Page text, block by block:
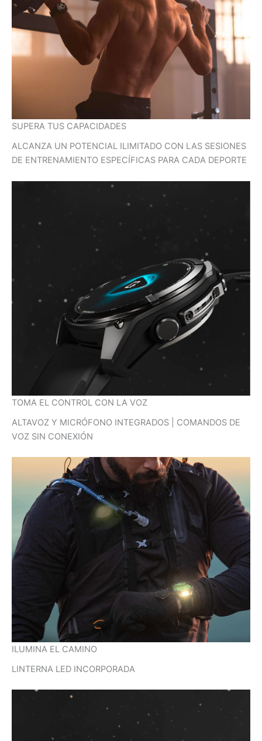
SUPERA TUS CAPACIDADES
ALCANZA UN POTENCIAL ILIMITADO CON LAS SESIONES
DE ENTRENAMIENTO ESPECÍFICAS PARA CADA DEPORTE
TOMA EL CONTROL CON LA VOZ
ALTAVOZ Y MICRÓFONO INTEGRADOS | COMANDOS DE
VOZ SIN CONEXIÓN
ILUMINA EL CAMINO
LINTERNA LED INCORPORADA